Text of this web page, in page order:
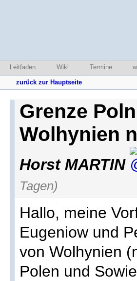
Leitfaden Wiki Termine
zurück zur Hauptseite
Grenze
Wolhynien
Horst MARTIN
Tagen)
Hallo, meine
Eugeniow und
von Wolhynien
Polen und